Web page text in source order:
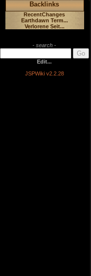
Backlinks
RecentChanges
Earthdawn Term...
Verlorene Seit...
- search -
Edit...
JSPWiki v2.2.28